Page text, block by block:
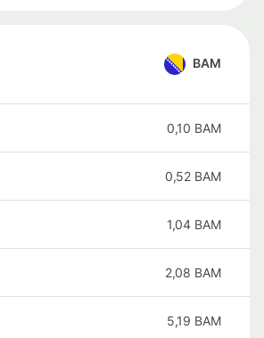
BAM
0,10 BAM
0,52 BAM
1,04 BAM
2,08 BAM
5,19 BAM